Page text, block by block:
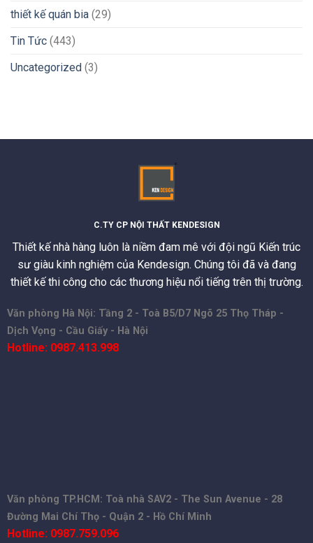
thiết kế quán bia (29)
Tin Tức (443)
Uncategorized (3)
C.TY CP NỘI THẤT KENDESIGN
Thiết kế nhà hàng luôn là niềm đam mê với đội ngũ Kiến trúc
sư giàu kinh nghiệm của Kendesign. Chúng tôi đã và đang
thiết kế thi công cho các thương hiệu nổi tiếng trên thị trường.
Văn phòng Hà Nội: Tầng 2 - Toà B5/D7 Ngõ 25 Thọ Tháp -
Dịch Vọng - Cầu Giấy - Hà Nội
Hotline: 0987.413.998
Văn phòng TP.HCM: Toà nhà SAV2 - The Sun Avenue - 28
Đường Mai Chí Thọ - Quận 2 - Hồ Chí Minh
Hotline: 0987.759.096